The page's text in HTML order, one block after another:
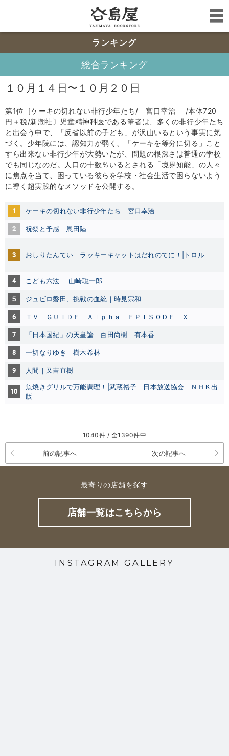
ランキング
総合ランキング
１０月１４日〜１０月２０日
第1位［ケーキの切れない非行少年たち/ 宮口幸治 /本体720
円＋税/新潮社〕児童精神科医である筆者は、多くの非行少年たち
と出会う中で、「反省以前の子ども」が沢山いるという事実に気
づく。少年院には、認知力が弱く、「ケーキを等分に切る」こと
すら出来ない非行少年が大勢いたが、問題の根深さは普通の学校
でも同じなのだ。人口の十数％いるとされる「境界知能」の人々
に焦点を当て、困っている彼らを学校・社会生活で困らないよう
に導く超実践的なメソッドを公開する。
1 ケーキの切れない非行少年たち｜宮口幸治
2 祝祭と予感｜恩田陸
3 おしりたんてい ラッキーキャットはだれのてに！|トロル
4 こども六法 ｜山崎聡一郎
５ ジュビロ磐田、挑戦の血統｜時見宗和
6 ＴＶ ＧＵＩＤＥ Ａｌｐｈａ ＥＰＩＳＯＤＥ Ｘ
7 「日本国紀」の天皇論｜百田尚樹 有本香
8 一切なりゆき｜樹木希林
9 人間｜又吉直樹
10
魚焼きグリルで万能調理！|武蔵裕子 日本放送協会 ＮＨＫ出
版
1040件 / 全1390件中
前の記事へ 次の記事へ
最寄りの店舗を探す
店舗一覧はこちらから
INSTAGRAM GALLERY